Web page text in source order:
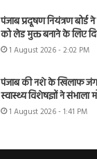
पंजाब प्रदूषण नियंत्रण
को लेड मुक्त बनाने के लिए
1 August 2026 - 2:02 PM
पंजाब की नशे के खिलाफ
स्वास्थ्य विशेषज्ञों ने संभाला
1 August 2026 - 1:41 PM